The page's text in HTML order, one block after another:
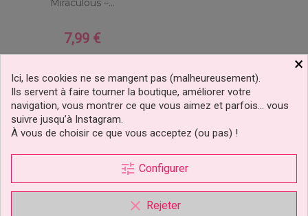
Miraculous –...
Prix
7,99 €
Ajouter au panier
Les clients qui ont acheté ce
produit ont également acheté...
×
Ici, les cookies ne se mangent pas (malheureusement).
Ils servent à faire tourner la boutique, améliorer votre
navigation, vous montrer ce que vous aimez et parfois… vous
suivre jusqu’à Instagram.
À vous de choisir ce que vous acceptez (ou pas) !
tune Configurer
clear Rejeter